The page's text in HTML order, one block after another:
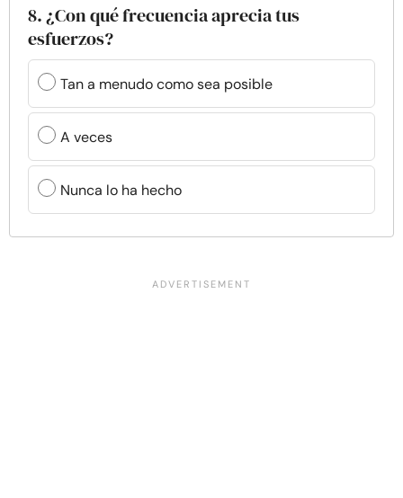
8. ¿Con qué frecuencia aprecia tus
esfuerzos?
Tan a menudo como sea posible
A veces
Nunca lo ha hecho